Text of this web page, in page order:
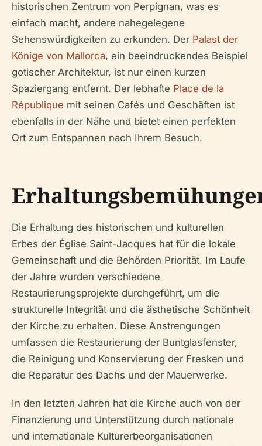
historischen Zentrum von Perpignan, was es
einfach macht, andere nahegelegene
Sehenswürdigkeiten zu erkunden. Der Palast der
Könige von Mallorca, ein beeindruckendes Beispiel
gotischer Architektur, ist nur einen kurzen
Spaziergang entfernt. Der lebhafte Place de la
République mit seinen Cafés und Geschäften ist
ebenfalls in der Nähe und bietet einen perfekten
Ort zum Entspannen nach Ihrem Besuch.
Die Erhaltung des historischen und kulturellen
Erbes der Église Saint-Jacques hat für die lokale
Gemeinschaft und die Behörden Priorität. Im Laufe
der Jahre wurden verschiedene
Restaurierungsprojekte durchgeführt, um die
strukturelle Integrität und die ästhetische Schönheit
der Kirche zu erhalten. Diese Anstrengungen
umfassen die Restaurierung der Buntglasfenster,
die Reinigung und Konservierung der Fresken und
die Reparatur des Dachs und der Mauerwerke.
In den letzten Jahren hat die Kirche auch von der
Finanzierung und Unterstützung durch nationale
und internationale Kulturerbeorganisationen